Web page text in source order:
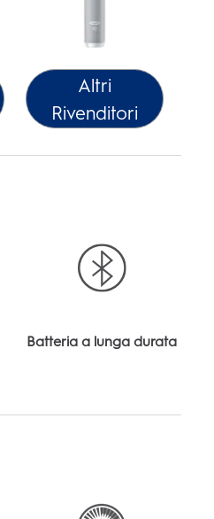
Altri
Rivenditori
Batteria a lunga durata